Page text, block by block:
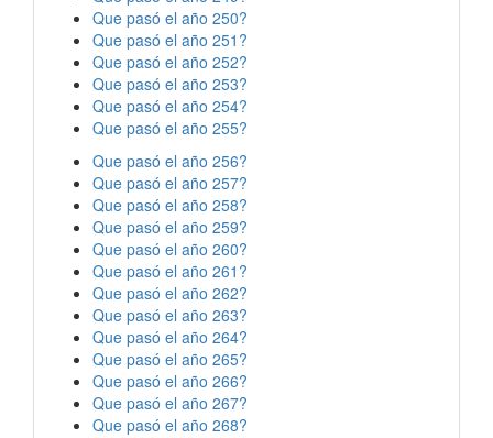
Que pasó el año 250?
Que pasó el año 251?
Que pasó el año 252?
Que pasó el año 253?
Que pasó el año 254?
Que pasó el año 255?
Que pasó el año 256?
Que pasó el año 257?
Que pasó el año 258?
Que pasó el año 259?
Que pasó el año 260?
Que pasó el año 261?
Que pasó el año 262?
Que pasó el año 263?
Que pasó el año 264?
Que pasó el año 265?
Que pasó el año 266?
Que pasó el año 267?
Que pasó el año 268?